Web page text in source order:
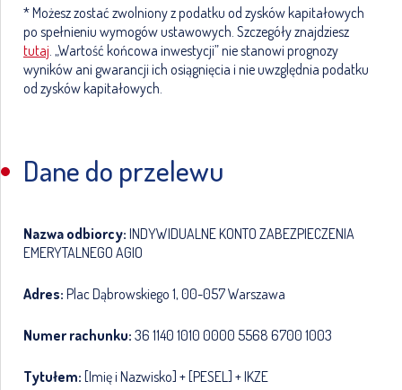
* Możesz zostać zwolniony z podatku od zysków kapitałowych
po spełnieniu wymogów ustawowych. Szczegóły znajdziesz
tutaj. „Wartość końcowa inwestycji” nie stanowi prognozy
wyników ani gwarancji ich osiągnięcia i nie uwzględnia podatku
od zysków kapitałowych.
Dane do przelewu
Nazwa odbiorcy: INDYWIDUALNE KONTO ZABEZPIECZENIA
EMERYTALNEGO AGIO
Adres: Plac Dąbrowskiego 1, 00-057 Warszawa
Numer rachunku: 36 1140 1010 0000 5568 6700 1003
Tytułem: [Imię i Nazwisko] + [PESEL] + IKZE